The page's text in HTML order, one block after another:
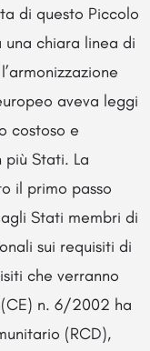
di questo Piccolo
una chiara linea di
aveva leggi
costoso e
Stati. La
il primo passo
Stati membri di
sui requisiti di
che verranno
n. 6/2002 ha
(RCD),